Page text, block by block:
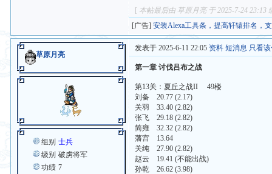
[ 本帖最后由 草原月亮 于 2025-7-24 23:13
[广告]安装Alexa工具条，提高轩辕排名，
草原月亮
组别 士兵
级别 破虏将军
功绩 7
发表于 2025-6-11 22:05 资料 短消息 只看
第一章 讨伐吕布之战
第13关：夏丘之战II 49楼
刘备 20.77 (2.17)
关羽 33.40 (2.82)
张飞 29.18 (2.82)
简雍 32.32 (2.82)
藩宫 13.64
关纯 27.90 (2.82)
赵云 19.41 (不能出战)
孙乾 26.62 (3.98)